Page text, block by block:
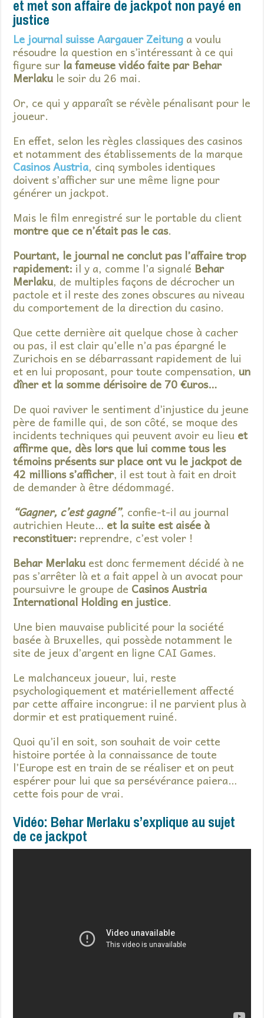
et met son affaire de jackpot non payé en
justice
Le journal suisse Aargauer Zeitung a voulu
résoudre la question en s’intéressant à ce qui
figure sur la fameuse vidéo faite par Behar
Merlaku le soir du 26 mai.
Or, ce qui y apparaît se révèle pénalisant pour le
joueur.
En effet, selon les règles classiques des casinos
et notamment des établissements de la marque
Casinos Austria, cinq symboles identiques
doivent s’afficher sur une même ligne pour
générer un jackpot.
Mais le film enregistré sur le portable du client
montre que ce n’était pas le cas.
Pourtant, le journal ne conclut pas l’affaire trop
rapidement: il y a, comme l’a signalé Behar
Merlaku, de multiples façons de décrocher un
pactole et il reste des zones obscures au niveau
du comportement de la direction du casino.
Que cette dernière ait quelque chose à cacher
ou pas, il est clair qu’elle n’a pas épargné le
Zurichois en se débarrassant rapidement de lui
et en lui proposant, pour toute compensation, un
dîner et la somme dérisoire de 70 €uros…
De quoi raviver le sentiment d’injustice du jeune
père de famille qui, de son côté, se moque des
incidents techniques qui peuvent avoir eu lieu et
affirme que, dès lors que lui comme tous les
témoins présents sur place ont vu le jackpot de
42 millions s’afficher, il est tout à fait en droit
de demander à être dédommagé.
“Gagner, c’est gagné”, confie-t-il au journal
autrichien Heute… et la suite est aisée à
reconstituer: reprendre, c’est voler !
Behar Merlaku est donc fermement décidé à ne
pas s’arrêter là et a fait appel à un avocat pour
poursuivre le groupe de Casinos Austria
International Holding en justice.
Une bien mauvaise publicité pour la société
basée à Bruxelles, qui possède notamment le
site de jeux d’argent en ligne CAI Games.
Le malchanceux joueur, lui, reste
psychologiquement et matériellement affecté
par cette affaire incongrue: il ne parvient plus à
dormir et est pratiquement ruiné.
Quoi qu’il en soit, son souhait de voir cette
histoire portée à la connaissance de toute
l’Europe est en train de se réaliser et on peut
espérer pour lui que sa persévérance paiera…
cette fois pour de vrai.
Vidéo: Behar Merlaku s’explique au sujet
de ce jackpot